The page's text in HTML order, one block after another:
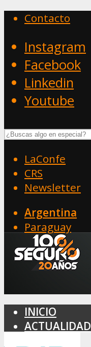
Contacto
Instagram
Facebook
Linkedin
Youtube
LaConfe
CRS
Newsletter
Argentina
Paraguay
INICIO
ACTUALIDAD